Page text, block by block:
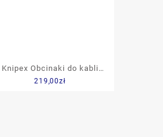
Knipex Obcinaki do kabli
200mm do 70mm2
219,00zł